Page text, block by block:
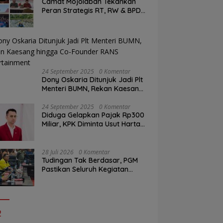
Peran Strategis RT, RW & BPD
24 September 2025 0 Komentar
Dony Oskaria Ditunjuk Jadi Plt
Menteri BUMN, Rekan Kaesang
Entertainment
24 September 2025 0 Komentar
Diduga Gelapkan Pajak Rp300
Miliar, KPK Diminta Usut Harta
28 Juli 2026 0 Komentar
Tudingan Tak Berdasar, PGM
Pastikan Seluruh Kegiatan